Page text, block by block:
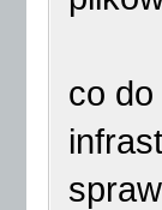
co